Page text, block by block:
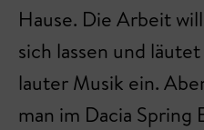
Hause. Die Arbeit
sich lassen und
lauter Musik ein.
man im Dacia